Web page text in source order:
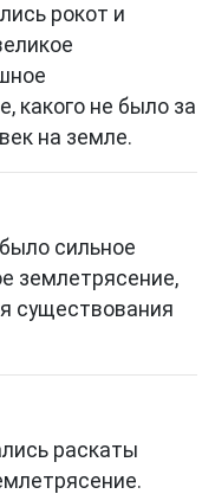
рокот и
какого не было за
на земле.
сильное
землетрясение,
существования
раскаты